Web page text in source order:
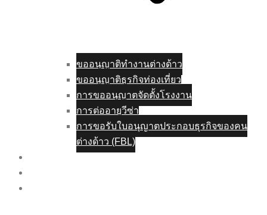
ขออนุญาติทำงานต่างด้าว
ขออนุญาติธุรกิจท่องเที่ยว
การขออนุญาตจัดตั้งโรงงาน
การต่ออายุวีซ่า
การขอรับใบอนุญาตประกอบธุรกิจของคน
ต่างด้าว (FBL)